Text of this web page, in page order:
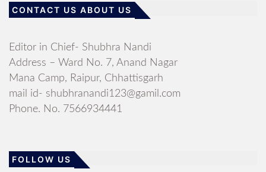
CONTACT US ABOUT US
Editor in Chief- Shubhra Nandi
Address – Ward No. 7, Anand Nagar
Mana Camp, Raipur, Chhattisgarh
mail id- shubhranandi123@gamil.com
Phone. No. 7566934441
FOLLOW US